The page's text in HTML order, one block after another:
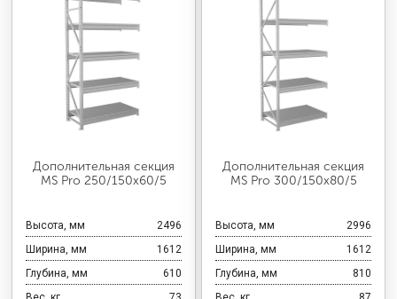
Дополнительная секция
MS Pro 250/150x60/5
Высота, мм
2496
Ширина, мм
1612
Глубина, мм
610
Дополнительная секция
MS Pro 300/150x80/5
Высота, мм
2996
Ширина, мм
1612
Глубина, мм
810